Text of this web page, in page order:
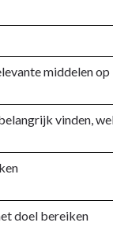
middelen
vinden,
doel bereiken